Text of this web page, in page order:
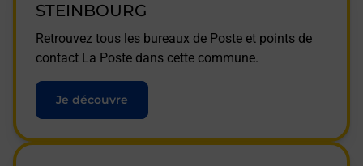
STEINBOURG
Retrouvez tous les bureaux de Poste et points de
contact La Poste dans cette commune.
Je découvre